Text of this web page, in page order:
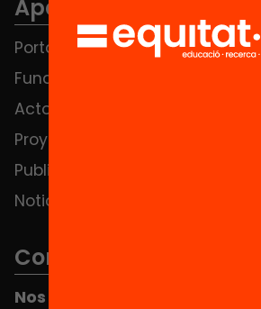
Apartados
Portada
Fundación
Actos
Proyectos
Publicaciones y vídeos
Noticias
Contacto
Nos puedes encontrar en el